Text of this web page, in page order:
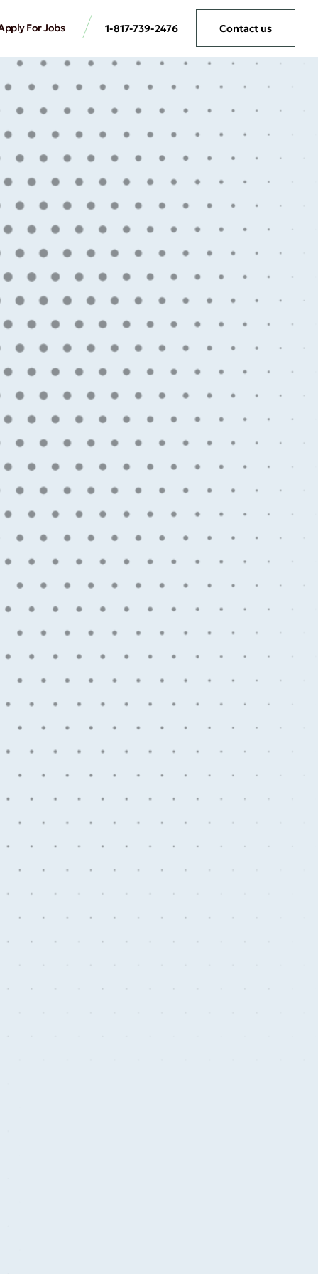
For Jobs 1-817-739-2476 Contact us